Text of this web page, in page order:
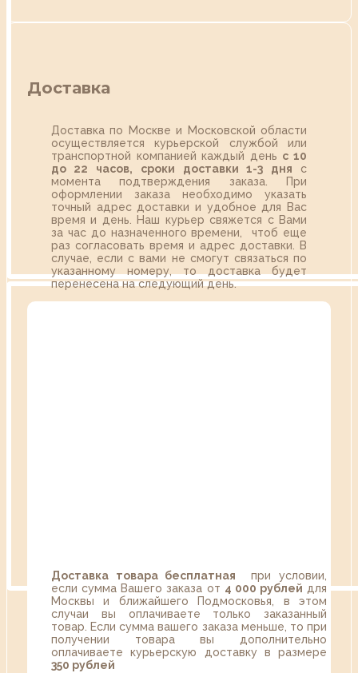
Доставка
Доставка по Москве и Московской области
осуществляется курьерской службой или
транспортной компанией каждый день с 10
до 22 часов,
сроки доставки 1-3 дня с
момента подтверждения заказа. При
оформлении заказа необходимо указать
точный адрес доставки и удобное для Вас
время и день. Наш курьер свяжется с Вами
за час до назначенного времени, чтоб еще
раз согласовать время и адрес доставки. В
случае, если с вами не смогут связаться по
указанному номеру, то доставка будет
перенесена на следующий день.
Доставка товара бесплатная при условии,
если сумма Вашего заказа от 4 000 рублей для
Москвы и ближайшего Подмосковья, в этом
случаи вы оплачиваете только заказанный
товар. Если сумма вашего заказа меньше, то при
получении товара вы дополнительно
оплачиваете курьерскую доставку в размере
350 рублей